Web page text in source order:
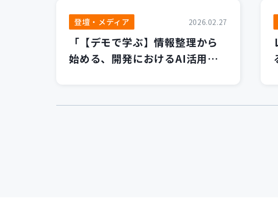
登壇・メディア 2026.02.27
「【デモで学ぶ】情報整理から
始める、開発におけるAI活用の